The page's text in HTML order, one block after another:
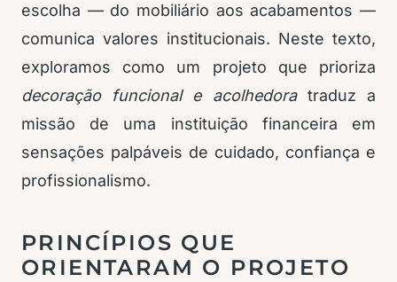
escolha — do mobiliário aos acabamentos —
comunica valores institucionais. Neste texto,
exploramos como um projeto que prioriza
decoração funcional e acolhedoratraduz a
missão de uma instituição financeira em
sensações palpáveis de cuidado, confiança e
profissionalismo.
PRINCÍPIOS QUE
ORIENTARAM O PROJETO